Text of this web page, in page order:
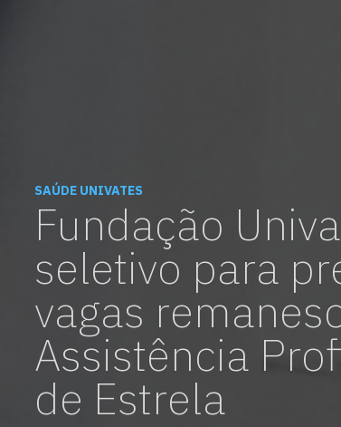
SAÚDE UNIVATES
Fundação
seletivo para
vagas
Assistência
de Estrela